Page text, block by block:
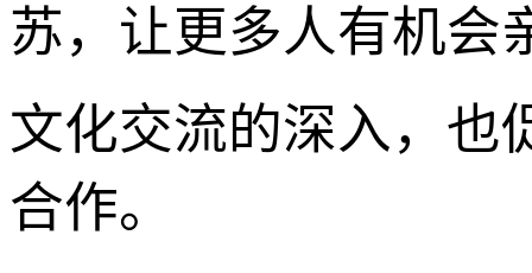
苏，让更多人有机会
文化交流的深入，也
合作。